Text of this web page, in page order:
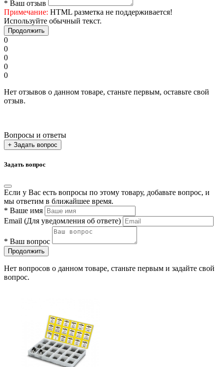
* Ваш отзыв
Примечание: HTML разметка не поддерживается!
Используйте обычный текст.
Продолжить
0
0
0
0
0
Нет отзывов о данном товаре, станьте первым, оставьте свой
отзыв.
Вопросы и ответы
+ Задать вопрос
Задать вопрос
Если у Вас есть вопросы по этому товару, добавьте вопрос, и
мы ответим в ближайшее время.
* Ваше имя
Email (Для уведомления об ответе)
* Ваш вопрос
Продолжить
Нет вопросов о данном товаре, станьте первым и задайте свой
вопрос.